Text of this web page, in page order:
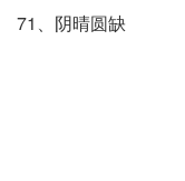
71、阴晴圆缺